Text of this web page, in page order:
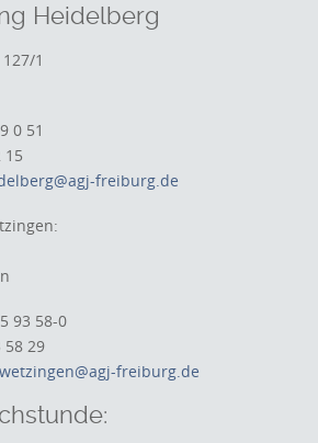
Heidelberg
1
0 51
15
freiburg.de
93 58-0
58 29
freiburg.de